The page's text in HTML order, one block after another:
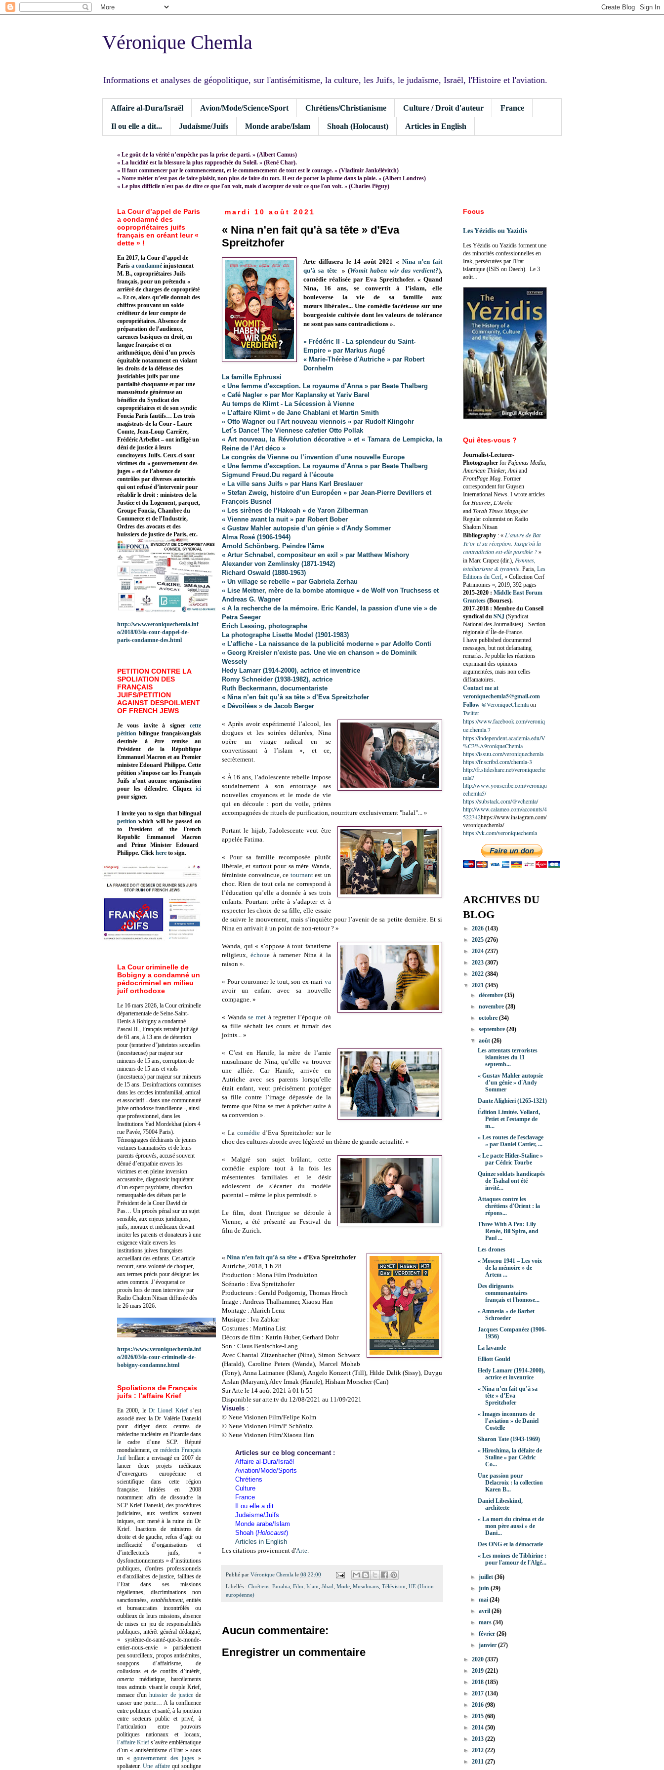
Véronique Chemla
Informations et analyses de géopolitique, sur l'antisémitisme, la culture, les Juifs, le judaïsme, Israël, l'Histoire et l'aviation.
Affaire al-Dura/Israël Avion/Mode/Science/Sport Chrétiens/Christianisme Culture / Droit d'auteur France
Il ou elle a dit... Judaïsme/Juifs Monde arabe/Islam Shoah (Holocaust) Articles in English
« Le goût de la vérité n’empêche pas la prise de parti. » (Albert Camus)
« La lucidité est la blessure la plus rapprochée du Soleil. » (René Char).
« Il faut commencer par le commencement, et le commencement de tout est le courage. » (Vladimir Jankélévitch)
« Notre métier n’est pas de faire plaisir, non plus de faire du tort. Il est de porter la plume dans la plaie. » (Albert Londres)
« Le plus difficile n'est pas de dire ce que l'on voit, mais d'accepter de voir ce que l'on voit. » (Charles Péguy)
mardi 10 août 2021
« Nina n’en fait qu’à sa tête » d’Eva
Spreitzhofer
Arte diffusera le 14 août 2021 « Nina n’en fait
qu’à sa tête» (Womit haben wir das verdient?),
comédie réalisée par Eva Spreitzhofer. « Quand
Nina, 16 ans, se convertit à l’islam, elle
bouleverse la vie de sa famille aux
mœurs libérales... Une comédie facétieuse sur une
bourgeoisie cultivée dont les valeurs de tolérance
ne sont pas sans contradictions ».
« Frédéric II - La splendeur du Saint-
Empire » par Markus Augé
« Marie-Thérèse d'Autriche » par Robert
Dornhelm
La famille Ephrussi
« Une femme d'exception. Le royaume d’Anna » par Beate Thalberg
« Café Nagler » par Mor Kaplansky et Yariv Barel
Au temps de Klimt - La Sécession à Vienne
« L’affaire Klimt » de Jane Chablani et Martin Smith
« Otto Wagner ou l'Art nouveau viennois » par Rudolf Klingohr
Let´s Dance! The Viennese cafetier Otto Pollak
« Art nouveau, la Révolution décorative » et « Tamara de Lempicka, la
Reine de l’Art déco »
Le congrès de Vienne ou l’invention d’une nouvelle Europe
« Une femme d'exception. Le royaume d’Anna » par Beate Thalberg
Sigmund Freud.Du regard à l’écoute
« La ville sans Juifs » par Hans Karl Breslauer
« Stefan Zweig, histoire d’un Européen » par Jean-Pierre Devillers et
François Busnel
« Les sirènes de l’Hakoah » de Yaron Zilberman
« Vienne avant la nuit » par Robert Bober
« Gustav Mahler autopsie d’un génie » d'Andy Sommer
Alma Rosé (1906-1944)
Arnold Schönberg. Peindre l'âme
« Artur Schnabel, compositeur en exil » par Matthew Mishory
Alexander von Zemlinsky (1871-1942)
Richard Oswald (1880-1963)
« Un village se rebelle » par Gabriela Zerhau
« Lise Meitner, mère de la bombe atomique » de Wolf von Truchsess et
Andreas G. Wagner
« A la recherche de la mémoire. Eric Kandel, la passion d'une vie » de
Petra Seeger
Erich Lessing, photographe
La photographe Lisette Model (1901-1983)
« L’affiche - La naissance de la publicité moderne » par Adolfo Conti
« Georg Kreisler n'existe pas. Une vie en chanson » de Dominik
Wessely
Hedy Lamarr (1914-2000), actrice et inventrice
Romy Schneider (1938-1982), actrice
Ruth Beckermann, documentariste
« Nina n’en fait qu’à sa tête » d’Eva Spreitzhofer
« Dévoilées » de Jacob Berger
« Après avoir expérimenté l’alcool, les
drogues et les soirées délurées, Nina
opère un virage radical en se
convertissant à l’islam », et ce,
secrètement.
« À 16 ans, l’adolescente rebelle impose
soudainement à son entourage ses
nouvelles croyances et le mode de vie
qui en découle : port du voile, prières
accompagnées de rituels de purification, nourriture exclusivement "halal"... »
Portant le hijab, l'adolescente veut être
appelée Fatima.
« Pour sa famille recomposée plutôt
libérale, et surtout pour sa mère Wanda,
féministe convaincue, ce tournantest un
choc. Rien de tout cela ne correspond à
l’éducation qu’elle a donnée à ses trois
enfants. Pourtant prête à s’adapter et à
respecter les choix de sa fille, elle essaie
de suivre le mouvement, mais s’inquiète pour l’avenir de sa petite dernière. Et si
Nina en arrivait à un point de non-retour ? »
Wanda, qui« s’oppose à tout fanatisme
religieux,échoue à ramener Nina à la
raison ».
« Pour couronner le tout, son ex-mari va
avoir un enfant avec sa nouvelle
compagne. »
« Wandase met à regretter l’époque où
sa fille séchait les cours et fumait des
joints... »
« C’est en Hanife, la mère de l’amie
musulmane de Nina, qu’elle va trouver
une alliée. Car Hanife, arrivée en
Autriche avec ses parents lorsqu’elle
était enfant, veut précisément protéger
sa fille contre l’image dépassée de la
femme que Nina se met à prêcher suite à
sa conversion ».
« La comédied’Eva Spreitzhofer sur le
choc des cultures aborde avec légèreté un thème de grande actualité. »
« Malgré son sujet brûlant, cette
comédie explore tout à la fois les
mésententes familiales et le désir
adolescent de s’écarter du modèle
parental – même le plus permissif. »
Le film, dont l'intrigue se déroule à
Vienne, a été présenté au Festival du
film de Zurich.
« Nina n’en fait qu’à sa tête » d’Eva Spreitzhofer
Autriche, 2018, 1 h 28
Production : Mona Film Produktion
Scénario : Eva Spreitzhofer
Producteurs : Gerald Podgornig, Thomas Hroch
Image : Andreas Thalhammer, Xiaosu Han
Montage : Alarich Lenz
Musique : Iva Zabkar
Costumes : Martina List
Décors de film : Katrin Huber, Gerhard Dohr
Son : Claus Benischke-Lang
Avec Chantal Zitzenbacher (Nina), Simon Schwarz
(Harald), Caroline Peters (Wanda), Marcel Mohab
(Tony), Anna Laimanee (Klara), Angelo Konzett (Till), Hilde Dalik (Sissy), Duygu
Arslan (Maryam), Alev Irmak (Hanife), Hisham Morscher (Can)
Sur Arte le 14 août 2021 à 01 h 55
Disponible sur arte.tv du 12/08/2021 au 11/09/2021
Visuels :
© Neue Visionen Film/Felipe Kolm
© Neue Visionen Film/P. Schönitz
© Neue Visionen Film/Xiaosu Han
Articles sur ce blog concernant :
Affaire al-Dura/Israël
Aviation/Mode/Sports
Chrétiens
Culture
France
Il ou elle a dit...
Judaïsme/Juifs
Monde arabe/Islam
Shoah (Holocaust)
Articles in English
Les citations proviennent d'Arte.
Publié par Véronique Chemla le 08:22:00
Libellés : Chrétiens, Eurabia, Film, Islam, Jihad, Mode, Musulmans, Télévision, UE (Union
européenne)
Aucun commentaire:
Enregistrer un commentaire
La Cour d’appel de Paris
a condamné des
copropriétaires juifs
français en créant leur «
dette » !
En 2017, la Cour d’appel de
Paris a condamné injustement
M. B., copropriétaires Juifs
français, pour un prétendu «
arriéré de charges de copropriété
». Et ce, alors qu’elle donnait des
chiffres prouvant un solde
créditeur de leur compte de
copropriétaires. Absence de
préparation de l’audience,
carences basiques en droit, en
langue française et en
arithmétique, déni d’un procès
équitable notamment en violant
les droits de la défense des
justiciables juifs par une
partialité choquante et par une
mansuétude généreuse au
bénéfice du Syndicat des
copropriétaires et de son syndic
Foncia Paris fautifs… Les trois
magistrats de la Cour - Laure
Comte, Jean-Loup Carrière,
Frédéric Arbellot – ont infligé un
déni de justice à leurs
concitoyens Juifs. Ceux-ci sont
victimes du « gouvernement des
juges » et de l’absence de
contrôles par diverses autorités
qui ont refusé d’intervenir pour
rétablir le droit : ministres de la
Justice et du Logement, parquet,
Groupe Foncia, Chambre du
Commerce et de l’Industrie,
Ordres des avocats et des
huissiers de justice de Paris, etc.
http://www.veroniquechemla.inf
o/2018/03/la-cour-dappel-de-
paris-condamne-des.html
PETITION CONTRE LA
SPOLIATION DES
FRANÇAIS
JUIFS/PETITION
AGAINST DESPOILMENT
OF FRENCH JEWS
Je vous invite à signer cette
pétition bilingue français/anglais
destinée à être remise au
Président de la République
Emmanuel Macron et au Premier
ministre Edouard Philippe. Cette
pétition s'impose car les Français
Juifs n'ont aucune organisation
pour les défendre. Cliquez
ici
pour signer.
I invite you to sign that bilingual
petition which will be passed on
to President of the French
Republic Emmanuel Macron
and Prime Minister Edouard
Philippe. Click here to sign.
La Cour criminelle de
Bobigny a condamné un
pédocriminel en milieu
juif orthodoxe
Le 16 mars 2026, la Cour criminelle
départementale de Seine-Saint-
Denis à Bobigny a condamné
Pascal H., Français retraité juif âgé
de 61 ans, à 13 ans de détention
pour (tentative d’)atteintes sexuelles
(incestueuse) par majeur sur
mineurs de 15 ans, corruption de
mineurs de 15 ans et viols
(incestueux) par majeur sur mineurs
de 15 ans. Desinfractions commises
dans les cercles intrafamilial, amical
et associatif - dans une communauté
juive orthodoxe francilienne -, ainsi
que professionnel, dans les
Institutions Yad Mordekhaï (alors 4
rue Pavée, 75004 Paris).
Témoignages déchirants de jeunes
victimes traumatisées et de leurs
parents éprouvés, accusé souvent
dénué d’empathie envers les
victimes et en pleine inversion
accusatoire, diagnostic inquiétant
d’un expert psychiatre, direction
remarquable des débats par le
Président de la Cour David de
Pas… Un procès pénal sur un sujet
sensible, aux enjeux juridiques,
juifs, moraux et médicaux devant
inciter les parents et donateurs à une
exigence vitale envers les
institutions juives françaises
accueillant des enfants. Cet article
recourt, sans volonté de choquer,
aux termes précis pour désigner les
actes commis. J’évoquerai ce
procès lors de mon interview par
Radio Chalom Nitsan diffusée dès
le 26 mars 2026.
https://www.veroniquechemla.inf
o/2026/03/la-cour-criminelle-de-
bobigny-condamne.html
Spoliations de Français
juifs : l’affaire Krief
En 2000, le Dr Lionel Kriefs’est
associé avec la Dr Valérie Daneski
pour diriger deux centres de
médecine nucléaire en Picardie dans
le cadre d’une SCP. Réputé
mondialement, ce médecin Français
Juif brillant a envisagé en 2007 de
lancer deux projets médicaux
d’envergures européenne et
scientifique dans cette région
française. Initiées en 2008
notamment afin de dissoudre la
SCP Krief Daneski, des procédures
judiciaires, aux verdicts souvent
iniques, ont mené à la ruine du Dr
Krief. Inactions de ministres de
droite et de gauche, refus d’agir ou
inefficacité d’organisations et
d’intellectuels juifs, «
dysfonctionnements » d’institutions
publiques, d'ordres professionnels
et d'auxiliaires de justice, faillites de
l’Etat dans ses missions
régaliennes, discriminations non
sanctionnées, establishment, entités
et bureaucraties incontrôlés ou
oublieux de leurs missions, absence
de mises en jeu de responsabilités
publiques, intérêt général dédaigné,
« système-de-santé-que-le-monde-
entier-nous-envie » partialement
peu sourcilleux, propos antisémites,
soupçons d’affairisme, de
collusions et de conflits d’intérêt,
omerta médiatique, harcèlements
tous azimuts visant le couple Krief,
menace d'unhuissier de justicede
casser une porte… A la confluence
entre politique et santé, à la jonction
entre secteurs public et privé, à
l’articulation entre pouvoirs
politiques nationaux et locaux,
l’affaire Krief s’avère emblématique
d’un « antisémitisme d’Etat » sous
un «gouvernement des juges »
spoliateur.Une affairequi souligne
Focus
Les Yézidis ou Yazidis
Les Yézidis ou Yazidis forment une
des minorités confessionnelles en
Irak, persécutées par l'Etat
islamique (ISIS ou Daech). Le 3
août...
Qui êtes-vous ?
Journalist-Lecturer-
Photographer for Pajamas Media,
American Thinker, Ami and
FrontPage Mag. Former
correspondent for Guysen
International News. I wrote articles
for Haaretz, L'Arche
and Torah Times Magazine
Regular columnist on Radio
Shalom Nitsan
Bibliography : « L’œuvre de Bat
Ye’or et sa réception. Jusqu’où la
contradiction est-elle possible ? »
in Marc Crapez (dir.), Femmes,
totalitarisme & tyrannie. Paris, Les
Editions du Cerf, « Collection Cerf
Patrimoines », 2019, 392 pages
2015-2020 : Middle East Forum
Grantees (Bourses).
2017-2018 : Membre du Conseil
syndical du SNJ (Syndicat
National des Journalistes) - Section
régionale d’Île-de-France.
I have published documented
messages, but not defamating
remarks. Je publie les réactions
exprimant des opinions
argumentées, mais non celles
diffamatoires.
Contact me at
veroniquechemla5@gmail.com
Follow @VeroniqueChemlaon
Twitter
https://www.facebook.com/veroniq
ue.chemla.7
https://independent.academia.edu/V
%C3%A9roniqueChemla
https://issuu.com/veroniquechemla
https://fr.scribd.com/chemla-3
http://fr.slideshare.net/veroniqueche
mla7
http://www.youscribe.com/veroniqu
echemla5/
https://substack.com/@vchemla/
http://www.calameo.com/accounts/4
522342https://www.instagram.com/
veroniquechemla/
https://vk.com/veroniquechemla
ARCHIVES DU
BLOG
► 2026 (143)
► 2025 (276)
► 2024 (237)
► 2023 (307)
► 2022 (384)
▼ 2021 (345)
►décembre(35)
►novembre(28)
►octobre(34)
►septembre(20)
▼août(26)
Les attentats terroristes
islamistes du 11
septemb...
« Gustav Mahler autopsie
d’un génie » d'Andy
Sommer
Dante Alighieri (1265-1321)
Édition Limitée. Vollard,
Petiet et l'estampe de
m...
« Les routes de l'esclavage
» par Daniel Cattier, ...
« Le pacte Hitler-Staline »
par Cédric Tourbe
Quinze soldats handicapés
de Tsahal ont été
invité...
Attaques contre les
chrétiens d'Orient : la
répons...
Three With A Pen: Lily
Renée, Bil Spira, and
Paul ...
Les drones
« Moscou 1941 – Les voix
de la mémoire » de
Artem ...
Des dirigeants
communautaires
français et l'homose...
« Amnesia » de Barbet
Schroeder
Jacques Companéez (1906-
1956)
La lavande
Elliott Gould
Hedy Lamarr (1914-2000),
actrice et inventrice
« Nina n’en fait qu’à sa
tête » d’Eva
Spreitzhofer
« Images inconnues de
l’aviation » de Daniel
Costelle
Sharon Tate (1943-1969)
« Hiroshima, la défaite de
Staline » par Cédric
Co...
Une passion pour
Delacroix : la collection
Karen B...
Daniel Libeskind,
architecte
« La mort du cinéma et de
mon père aussi » de
Dani...
Des ONG et la démocratie
« Les moines de Tibhirine :
pour l'amour de l'Algé...
►juillet(36)
►juin(29)
►mai(24)
►avril(26)
►mars(34)
►février(26)
►janvier(27)
► 2020 (337)
► 2019 (221)
► 2018 (185)
► 2017 (134)
► 2016 (98)
► 2015 (68)
► 2014 (50)
► 2013 (22)
► 2012 (22)
► 2011 (27)